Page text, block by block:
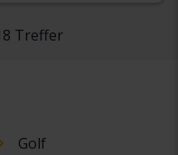
Treffer
Golf